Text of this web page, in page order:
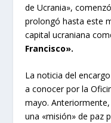
de Ucrania»,
prolongó hasta este
capital ucraniana
Francisco».
La noticia del
a conocer por la
mayo.
una «misión» de paz